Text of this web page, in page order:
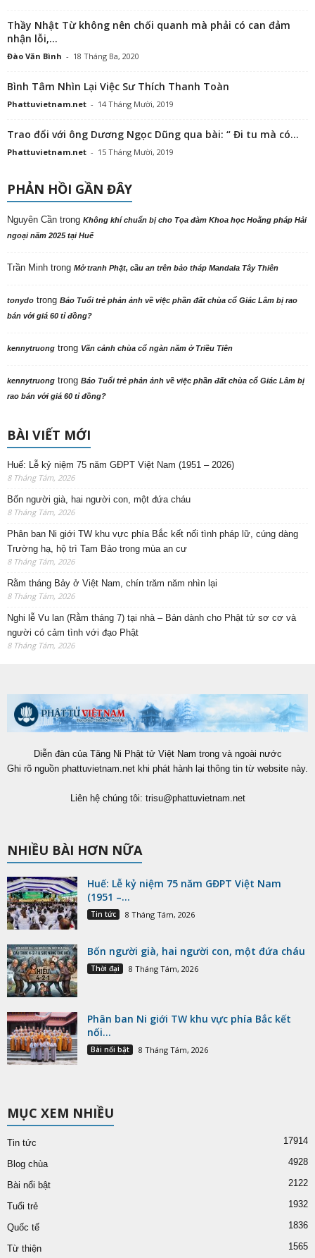
Thầy Nhật Từ không nên chối quanh mà phải có can đảm
nhận lỗi,...
Đào Văn Bình - 18 Tháng Ba, 2020
Bình Tâm Nhìn Lại Việc Sư Thích Thanh Toàn
Phattuvietnam.net - 14 Tháng Mười, 2019
Trao đổi với ông Dương Ngọc Dũng qua bài: “ Đi tu mà có...
Phattuvietnam.net - 15 Tháng Mười, 2019
PHẢN HỒI GẦN ĐÂY
Nguyên Cần trong Không khí chuẩn bị cho Tọa đàm Khoa học Hoằng pháp Hải
ngoại năm 2025 tại Huế
Trần Minh trong Mở tranh Phật, cầu an trên bảo tháp Mandala Tây Thiên
tonydo trong Báo Tuổi trẻ phản ảnh về việc phần đất chùa cổ Giác Lâm bị rao
bán với giá 60 tỉ đồng?
kennytruong trong Vãn cảnh chùa cổ ngàn năm ở Triều Tiên
kennytruong trong Báo Tuổi trẻ phản ảnh về việc phần đất chùa cổ Giác Lâm bị
rao bán với giá 60 tỉ đồng?
BÀI VIẾT MỚI
Huế: Lễ kỷ niệm 75 năm GĐPT Việt Nam (1951 – 2026)
8 Tháng Tám, 2026
Bốn người già, hai người con, một đứa cháu
8 Tháng Tám, 2026
Phân ban Ni giới TW khu vực phía Bắc kết nối tình pháp lữ, cúng dàng
Trường hạ, hộ trì Tam Bảo trong mùa an cư
8 Tháng Tám, 2026
Rằm tháng Bảy ở Việt Nam, chín trăm năm nhìn lại
8 Tháng Tám, 2026
Nghi lễ Vu lan (Rằm tháng 7) tại nhà – Bản dành cho Phật tử sơ cơ và
người có cảm tình với đạo Phật
8 Tháng Tám, 2026
Diễn đàn của Tăng Ni Phật tử Việt Nam trong và ngoài nước
Ghi rõ nguồn phattuvietnam.net khi phát hành lại thông tin từ website này.
Liên hệ chúng tôi: trisu@phattuvietnam.net
NHIỀU BÀI HƠN NỮA
Huế: Lễ kỷ niệm 75 năm GĐPT Việt Nam
(1951 –...
Tin tức 8 Tháng Tám, 2026
Bốn người già, hai người con, một đứa cháu
Thời đại 8 Tháng Tám, 2026
Phân ban Ni giới TW khu vực phía Bắc kết
nối...
Bài nổi bật 8 Tháng Tám, 2026
MỤC XEM NHIỀU
Tin tức 17914
Blog chùa 4928
Bài nổi bật 2122
Tuổi trẻ 1932
Quốc tế 1836
Từ thiện 1565